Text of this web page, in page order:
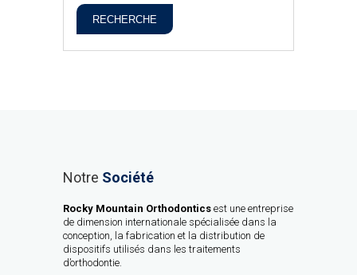
RECHERCHE
Notre Société
Rocky Mountain Orthodontics est une entreprise
de dimension internationale spécialisée dans la
conception, la fabrication et la distribution de
dispositifs utilisés dans les traitements
d’orthodontie.